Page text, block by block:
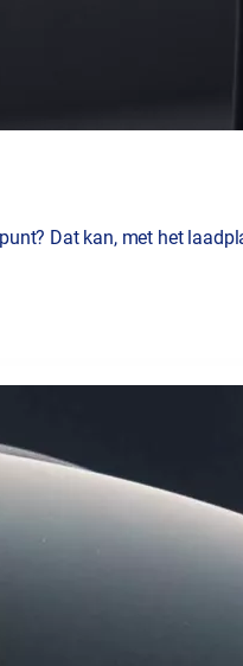
Dat kan, met het